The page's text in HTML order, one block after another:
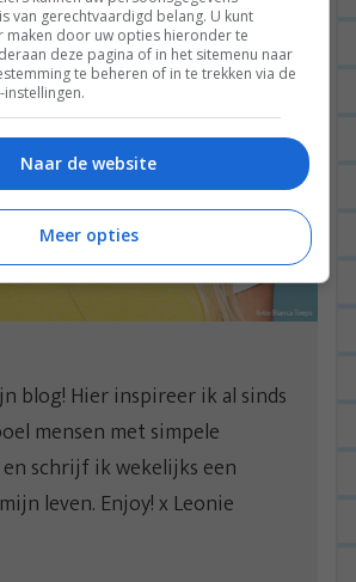
blog! Hier inspireer ik al sinds
mensen met simpele
schrijf ik wekelijks een
leven. Enjoy! x Leonie
van gerechtvaardigd belang. U kunt
maken door uw opties hieronder te
deze pagina of in het sitemenu naar
te beheren of in te trekken via de
Naar de website
Meer opties